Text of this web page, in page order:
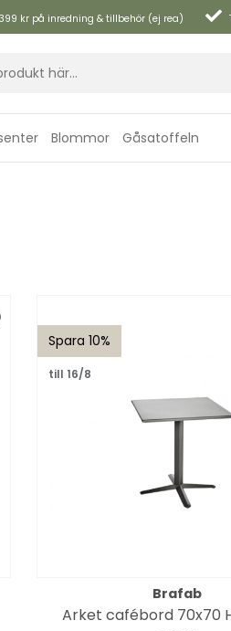
kr på inredning & tillbehör (ej rea)
Blommor Gåsatoffeln
Spara 10%
till 16/8
Brafab
Arket cafébord 70x70